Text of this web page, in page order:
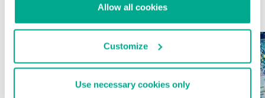
Allow all cookies
Customize
Use necessary cookies only
ÚLTIMAS PUBLICACIONES